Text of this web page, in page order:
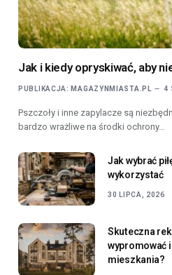
Jak i kiedy opryskiwać, aby
PUBLIKACJA: MAGAZYNMIASTA.PL 4
Pszczoły i inne zapylacze są
bardzo wrażliwe na środki ochrony…
Jak wybrać
wykorzystać
30 LIPCA, 2026
Skuteczna
wypromować
mieszkania?